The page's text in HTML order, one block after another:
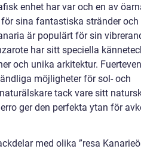
enhet har var och en av
sina fantastiska stränder och
är populärt för sin
har sitt speciella
och unika arkitektur.
möjligheter för sol- och
tack vare sitt
ger den perfekta ytan för
med olika ”resa